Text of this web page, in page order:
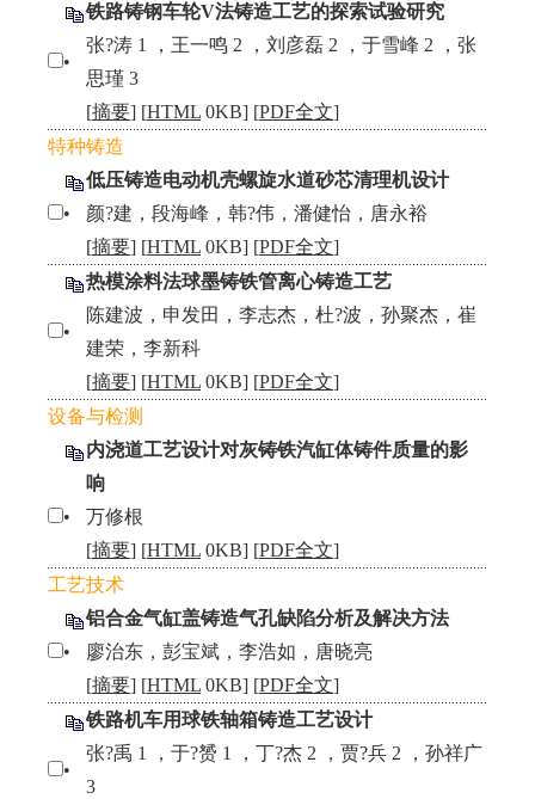
铁路铸钢车轮V法铸造工艺的探索试验研究
•
张?涛 1 ，王一鸣 2 ，刘彦磊 2 ，于雪峰 2 ，张
思瑾 3
[摘要] [HTML 0KB] [PDF全文]
特种铸造
低压铸造电动机壳螺旋水道砂芯清理机设计
•
颜?建，段海峰，韩?伟，潘健怡，唐永裕
[摘要] [HTML 0KB] [PDF全文]
热模涂料法球墨铸铁管离心铸造工艺
•
陈建波，申发田，李志杰，杜?波，孙聚杰，崔
建荣，李新科
[摘要] [HTML 0KB] [PDF全文]
设备与检测
内浇道工艺设计对灰铸铁汽缸体铸件质量的影
响
•
万修根
[摘要] [HTML 0KB] [PDF全文]
工艺技术
铝合金气缸盖铸造气孔缺陷分析及解决方法
•
廖治东，彭宝斌，李浩如，唐晓亮
[摘要] [HTML 0KB] [PDF全文]
铁路机车用球铁轴箱铸造工艺设计
•
张?禹 1 ，于?赟 1 ，丁?杰 2 ，贾?兵 2 ，孙祥广
3